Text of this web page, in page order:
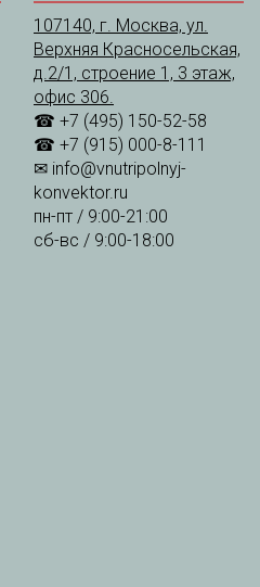
107140, г. Москва, ул.
Верхняя Красносельская,
д.2/1, строение 1, 3 этаж,
офис 306.
☎ +7 (495) 150-52-58
☎ +7 (915) 000-8-111
✉ info@vnutripolnyj-
konvektor.ru
пн-пт / 9:00-21:00
сб-вс / 9:00-18:00